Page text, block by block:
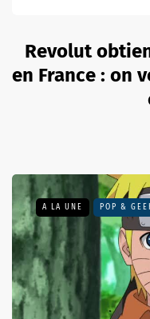
Revolut
en France : on
A LA UNE POP &